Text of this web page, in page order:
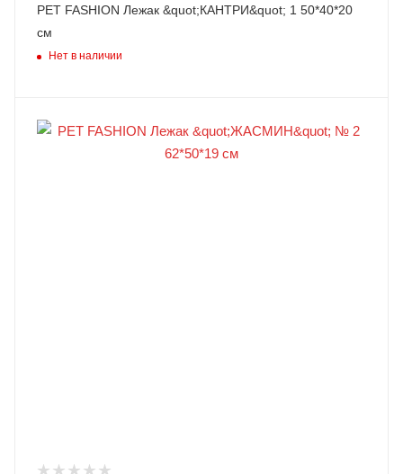
PET FASHION Лежак &quot;КАНТРИ&quot; 1 50*40*20
см
Нет в наличии